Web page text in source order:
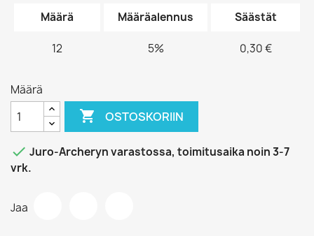
Määrä Määräalennus Säästät
12 5% 0,30 €
Määrä
 OSTOSKORIIN
 Juro-Archeryn varastossa, toimitusaika noin 3-7
vrk.
Jaa